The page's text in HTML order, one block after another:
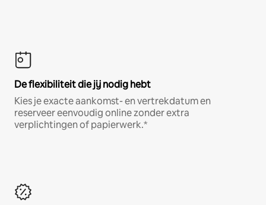
De flexibiliteit die jij nodig hebt
Kies je exacte aankomst- en vertrekdatum en
reserveer eenvoudig online zonder extra
verplichtingen of papierwerk.*